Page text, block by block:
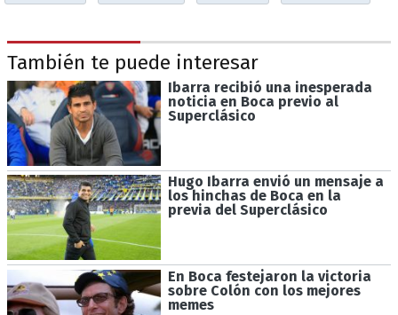
También te puede interesar
Ibarra recibió una inesperada
noticia en Boca previo al
Superclásico
Hugo Ibarra envió un mensaje a
los hinchas de Boca en la
previa del Superclásico
En Boca festejaron la victoria
sobre Colón con los mejores
memes